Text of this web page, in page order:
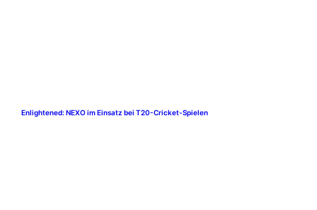
Enlightened: NEXO im Einsatz bei T20-Cricket-Spielen